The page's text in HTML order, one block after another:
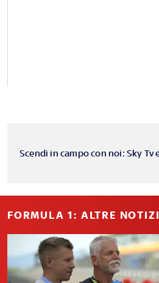
Scendi in campo con noi: Sky Tv
FORMULA 1: ALTRE